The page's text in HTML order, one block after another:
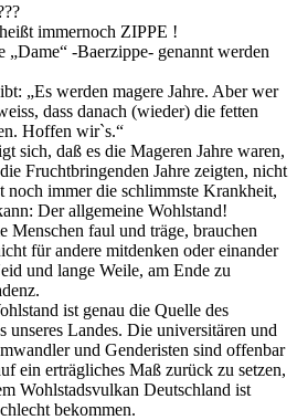
immernoch ZIPPE !
„Dame“ -Baerzippe- genannt werden
„Es werden magere Jahre. Aber wer
dass danach (wieder) die fetten
Hoffen wir`s.“
sich, daß es die Mageren Jahre waren,
Fruchtbringenden Jahre zeigten, nicht
noch immer die schlimmste Krankheit,
Der allgemeine Wohlstand!
Menschen faul und träge, brauchen
für andere mitdenken oder einander
und lange Weile, am Ende zu
ist genau die Quelle des
unseres Landes. Die universitären und
und Genderisten sind offenbar
ein erträgliches Maß zurück zu setzen,
Wohlstadsvulkan Deutschland ist
bekommen.